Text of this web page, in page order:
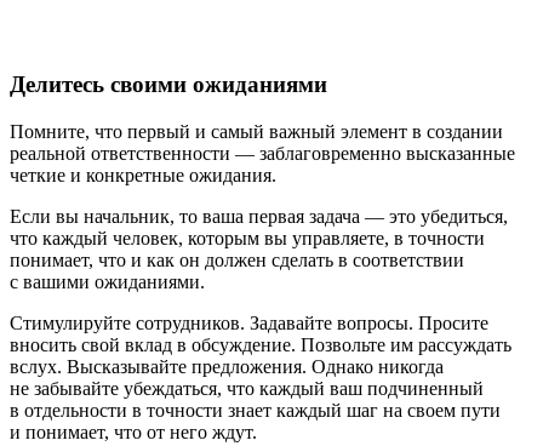
Делитесь своими ожиданиями
Помните, что первый и самый важный элемент в создании
реальной ответственности — заблаговременно высказанные
четкие и конкретные ожидания.
Если вы начальник, то ваша первая задача — это убедиться,
что каждый человек, которым вы управляете, в точности
понимает, что и как он должен сделать в соответствии
с вашими ожиданиями.
Стимулируйте сотрудников. Задавайте вопросы. Просите
вносить свой вклад в обсуждение. Позвольте им рассуждать
вслух. Высказывайте предложения. Однако никогда
не забывайте убеждаться, что каждый ваш подчиненный
в отдельности в точности знает каждый шаг на своем пути
и понимает, что от него ждут.